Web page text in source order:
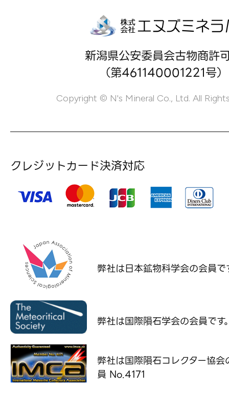
新潟県公安委員会古物商許
（第461140001221号）
Copyright © N's Mineral Co., Ltd. All
クレジットカード決済対応
弊社は日本鉱物科学会の会員で
弊社は国際隕石学会の会員です
弊社は国際隕石コレクター協会
員 No.4171